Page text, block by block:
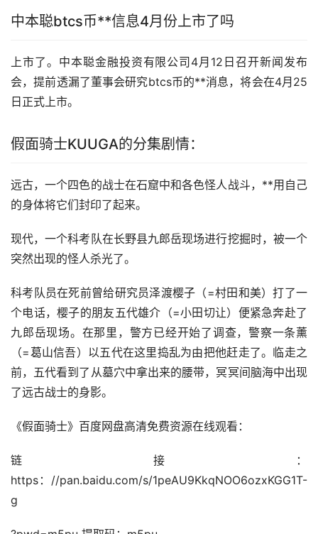
中本聪btcs币**信息4月份上市了吗
上市了。中本聪金融投资有限公司4月12日召开新闻发布
会，提前透漏了董事会研究btcs币的**消息，将会在4月25
日正式上市。
假面骑士KUUGA的分集剧情：
远古，一个四色的战士在石窟中和各色怪人战斗，**用自己
的身体将它们封印了起来。
现代，一个科考队在长野县九郎岳现场进行挖掘时，被一个
突然出现的怪人杀光了。
科考队员在死前曾给研究员泽渡樱子（=村田和美）打了一
个电话，樱子的朋友五代雄介（=小田切让）便紧急奔赴了
九郎岳现场。在那里，警方已经开始了调查，警察一条薰
（=葛山信吾）以五代在这里捣乱为由把他赶走了。临走之
前，五代看到了从墓穴中拿出来的腰带，冥冥间脑海中出现
了远古战士的身影。
《假面骑士》百度网盘高清免费资源在线观看：
链接：
https：//pan.baidu.com/s/1peAU9KkqNOO6ozxKGG1T-
g